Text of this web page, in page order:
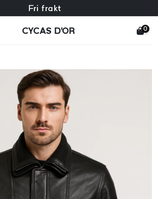
byte + gratis returer
Fri frakt
CYCAS D'OR 0